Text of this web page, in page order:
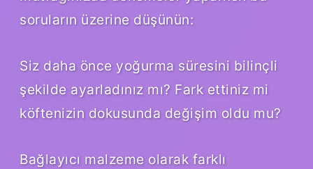
soruların üzerine düşünün:
Siz daha önce yoğurma süresini bilinçli
şekilde ayarladınız mı? Fark ettiniz mi
köftenizin dokusunda değişim oldu mu?
Bağlayıcı malzeme olarak farklı